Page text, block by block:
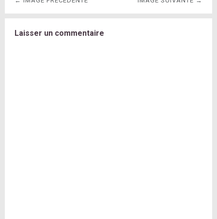
Laisser un commentaire